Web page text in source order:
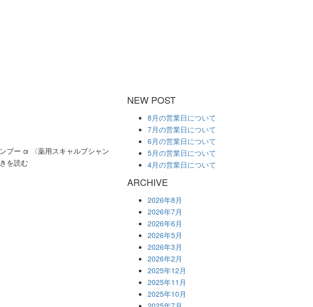
プー α 〈薬用スキャルプシャン
を読む
NEW POST
8月の営業日について
7月の営業日について
6月の営業日について
5月の営業日について
4月の営業日について
ARCHIVE
2026年8月
2026年7月
2026年6月
2026年5月
2026年3月
2026年2月
2025年12月
2025年11月
2025年10月